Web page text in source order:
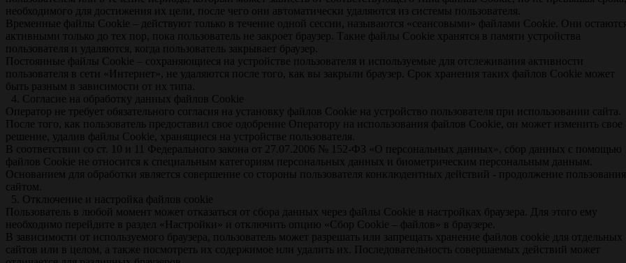
необходимого для достижения их цели, после чего они автоматически удаляются из системы пользователя.
Временные файлы Сookie – действуют только в течение одной сессии, называются «сеансовыми» файлами Сookie. Они
активными только до тех пор, пока пользователь не закроет браузер. Такие файлы Сookie хранятся в памяти устройства
пользователя и удаляются, когда пользователь закрывает браузер.
Постоянные файлы Сookie – сохраняющиеся на устройстве пользователя и используемые для отслеживания активности
пользователя в сети «Интернет», не удаляются после того, как вы закрыли браузер. Срок хранения таких файлов Сookie может
быть разным в зависимости от их типа.
4. Согласие на обработку данных файлов Cookie
Оператор не требует обязательного согласия на установку файлов Сookie на устройство пользователя при использовании сайта.
После того, как пользователь предоставил свое одобрение Оператору на использования файлов Сookie, он может изменить свое
решение, удалив файлы Cookie, хранящиеся на устройстве пользователя.
В соответствии со ст. 10 и 11 Федерального закона от 27.07.2006 № 152-ФЗ «О персональных данных», сбор данных с помощью
файлов Cookie не относится к специальным категориям персональных данных и биометрическим персональным данным.
Основанием для обработки является совершение со стороны пользователя конклюдентных действий - продолжение пользования
сайтом.
5. Отключение и настройка файлов cookie
Пользователь в любой момент может отказаться от сбора данных через файлы Cookie в настройках браузера. Для этого ему
необходимо перейдите в раздел «Настройки» и отключить опцию «Сбор Cookie – файлов» в браузере.
В зависимости от используемого браузера, пользователь может разрешать или запрещать хранение файлов cookie для отдельных
сайтов или в целом, а также посмотреть их содержимое или удалить их. Последовательность совершаемых действий может